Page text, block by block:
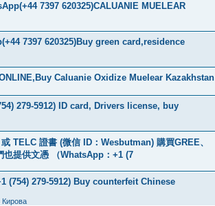
7397 620325)CALUANIE MUELEAR
7397 620325)Buy green card,residence
Caluanie Oxidize Muelear Kazakhstan
279-5912) ID card, Drivers license, buy
TELC 證書 (微信 ID：Wesbutman) 購買GREE、
也提供文憑 （WhatsApp：+1 (7
(754) 279-5912) Buy counterfeit Chinese